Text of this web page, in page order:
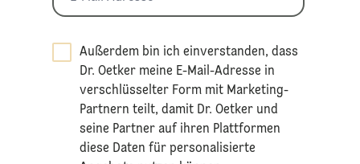
Außerdem bin ich einverstanden, dass
Dr. Oetker meine E-Mail-Adresse in
verschlüsselter Form mit Marketing-
Partnern teilt, damit Dr. Oetker und
seine Partner auf ihren Plattformen
diese Daten für personalisierte